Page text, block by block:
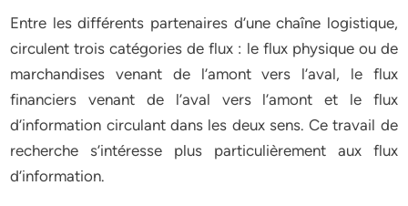
Entre les différents partenaires d’une chaîne logistique,
circulent trois catégories de flux : le flux physique ou de
marchandises venant de l’amont vers l’aval, le flux
financiers venant de l’aval vers l’amont et le flux
d’information circulant dans les deux sens. Ce travail de
recherche s’intéresse plus particulièrement aux flux
d’information.